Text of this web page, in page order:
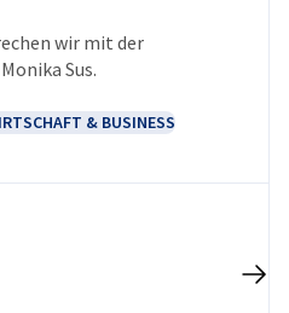
wir mit der
Sus.
& BUSINESS